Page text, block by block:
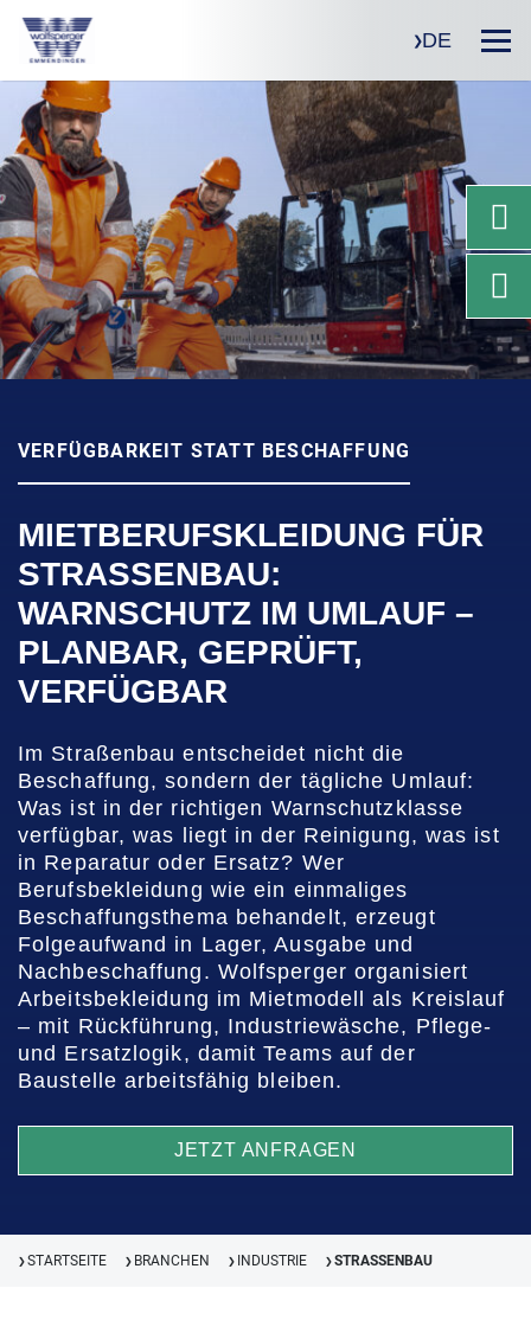
DE
VERFÜGBARKEIT STATT BESCHAFFUNG
MIETBERUFSKLEIDUNG FÜR
STRASSENBAU: W
ARNSCHUTZ IM UMLAUF – P
LANBAR, GEPRÜFT, V
ERFÜGBAR
Im Straßenbau entscheidet nicht die
Beschaffung, sondern der tägliche Umlauf:
Was ist in der richtigen Warnschutzklasse
verfügbar, was liegt in der Reinigung, was ist
in Reparatur oder Ersatz? Wer
Berufsbekleidung wie ein einmaliges
Beschaffungsthema behandelt, erzeugt
Folgeaufwand in Lager, Ausgabe und
Nachbeschaffung. Wolfsperger organisiert
Arbeitsbekleidung im Mietmodell als Kreislauf
– mit Rückführung, Industriewäsche, Pflege-
und Ersatzlogik, damit Teams auf der
Baustelle arbeitsfähig bleiben.
JETZT ANFRAGEN
❯ STARTSEITE ❯ BRANCHEN ❯ INDUSTRIE ❯ STRASSENBAU